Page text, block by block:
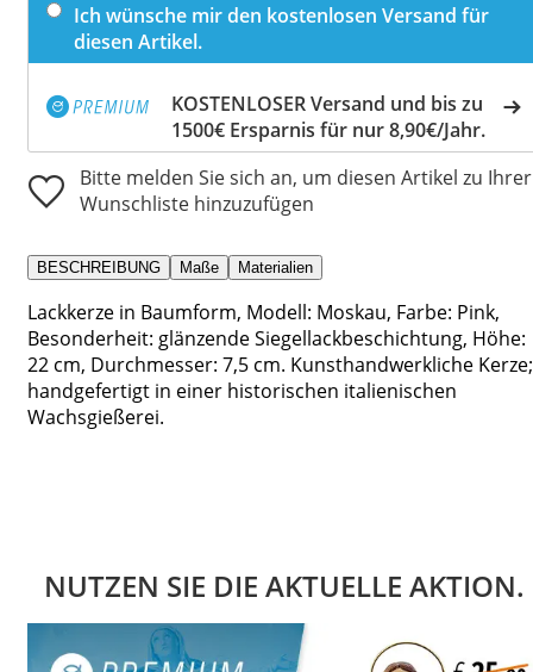
Ich wünsche mir den kostenlosen Versand für
diesen Artikel.
KOSTENLOSER Versand und bis zu
1500€ Ersparnis für nur 8,90€/Jahr.
Bitte melden Sie sich an, um diesen Artikel zu Ihrer
Wunschliste hinzuzufügen
BESCHREIBUNG Maße Materialien
Lackkerze in Baumform, Modell: Moskau, Farbe: Pink,
Besonderheit: glänzende Siegellackbeschichtung, Höhe:
22 cm, Durchmesser: 7,5 cm. Kunsthandwerkliche Kerze;
handgefertigt in einer historischen italienischen
Wachsgießerei.
NUTZEN SIE DIE AKTUELLE AKTION.